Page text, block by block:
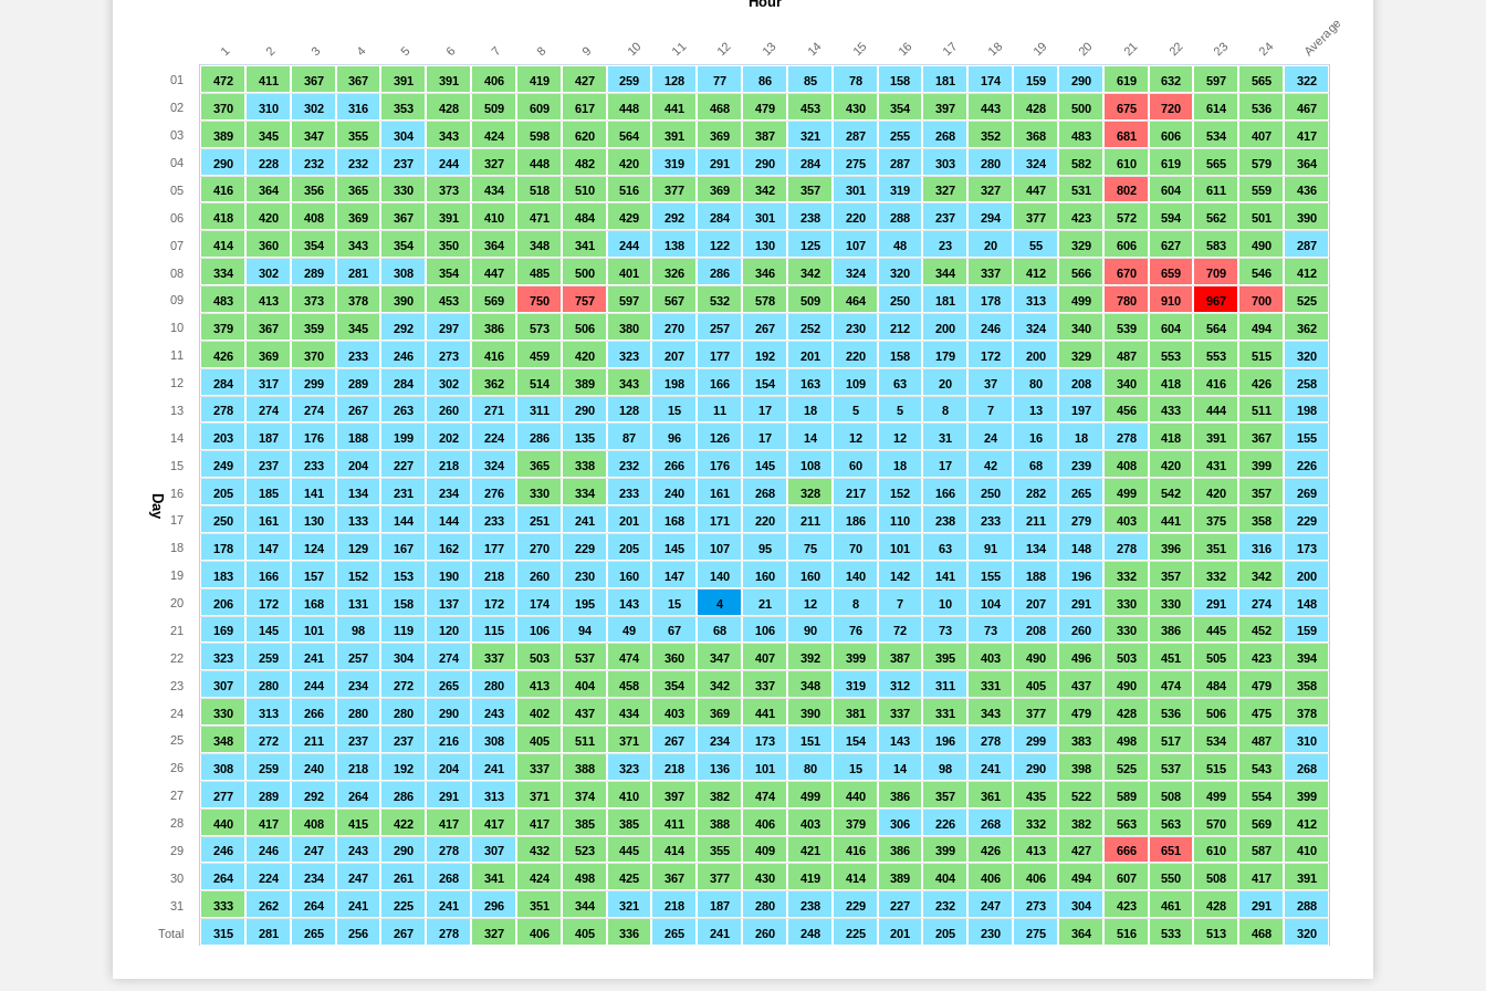
Day
472 411 367 367 391 391 406 419 427 259 128 77 86 85 78 158 181 174 159 290 619 632 597 565 322
370 310 302 316 353 428 509 609 617 448 441 468 479 453 430 354 397 443 428 500 675 720 614 536 467
389 345 347 355 304 343 424 598 620 564 391 369 387 321 287 255 268 352 368 483 681 606 534 407 417
290 228 232 232 237 244 327 448 482 420 319 291 290 284 275 287 303 280 324 582 610 619 565 579
364
416
364 356 365 330 373 434 518 510 516 377 369 342 357 301 319 327 327 447 531 802 604 611 559 436
418 420 408 369 367 391 410 471 484 429 292 284 301 238 220 288 237 294 377 423 572 594 562 501 390
414 360 354 343 354 350 364 348 341 244 138 122 130 125 107 48 23 20 55 329 606 627 583 490 287
334 302 289 281 308 354 447 485 500 401 326 286 346 342 324 320 344 337 412 566 670 659 709 546 412
483 413 373 378 390 453 569 750 757 597 567 532 578 509 464 250 181 178 313 499 780 910 967 700 525
379 367 359 345 292 297 386 573 506 380 270 257 267 252 230 212 200 246 324 340 539 604 564 494 362
426 369 370 233 246 273 416 459 420 323 207 177 192 201 220 158 179 172 200 329 487 553 553 515 320
284 317 299 289 284 302 362 514 389 343 198 166 154 163 109 63 20 37 80 208 340 418 416 426
258
278
274 274 267 263 260 271 311 290 128 15 11 17 18 5 5 8 7 13 197 456 433 444 511 198
203 187 176 188 199 202 224 286 135 87 96 126 17 14 12 12 31 24 16 18 278 418 391 367 155
249 237 233 204 227 218 324 365 338 232 266 176 145 108 60 18 17 42 68 239 408 420 431 399 226
205 185 141 134 231 234 276 330 334 233 240 161 268 328 217 152 166 250 282 265 499 542 420 357 269
250 161 130 133 144 144 233 251 241 201 168 171 220 211 186 110 238 233 211 279 403 441 375 358 229
178 147 124 129 167 162 177 270 229 205 145 107 95 75 70 101 63 91 134 148 278 396 351 316 173
183 166 157 152 153 190 218 260 230 160 147 140 160 160 140 142 141 155 188 196 332 357 332 342 200
206 172 168 131 158 137 172 174 195 143 15 4 21 12 8 7 10 104 207 291 330 330 291 274
148
169
145 101 98 119 120 115 106 94 49 67 68 106 90 76 72 73 73 208 260 330 386 445 452 159
323 259 241 257 304 274 337 503 537 474 360 347 407 392 399 387 395 403 490 496 503 451 505 423 394
307 280 244 234 272 265 280 413 404 458 354 342 337 348 319 312 311 331 405 437 490 474 484 479 358
330 313 266 280 280 290 243 402 437 434 403 369 441 390 381 337 331 343 377 479 428 536 506 475 378
348 272 211 237 237 216 308 405 511 371 267 234 173 151 154 143 196 278 299 383 498 517 534 487 310
308 259 240 218 192 204 241 337 388 323 218 136 101 80 15 14 98 241 290 398 525 537 515 543 268
277 289 292 264 286 291 313 371 374 410 397 382 474 499 440 386 357 361 435 522 589 508 499 554 399
440 417 408 415 422 417 417 417 385 385 411 388 406 403 379 306 226 268 332 382 563 563 570 569
412
246
246 247 243 290 278 307 432 523 445 414 355 409 421 416 386 399 426 413 427 666 651 610 587 410
264 224 234 247 261 268 341 424 498 425 367 377 430 419 414 389 404 406 406 494 607 550 508 417 391
333 262 264 241 225 241 296 351 344 321 218 187 280 238 229 227 232 247 273 304 423 461 428 291 288
315 281 265 256 267 278 327 406 405 336 265 241 260 248 225 201 205 230 275 364 516 533 513 468 320
1 2 3 4 5 6 7 8 9 10 11 12 13 14 15 16 17 18 19 20 21 22 23 24 Average
01
02
03
04
05
06
07
08
09
10
11
12
13
14
15
16
17
18
19
20
21
22
23
24
25
26
27
28
29
30
31
Total